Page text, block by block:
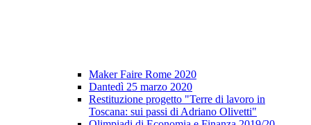
Maker Faire Rome 2020
Dantedì 25 marzo 2020
Restituzione progetto "Terre di lavoro in
Toscana: sui passi di Adriano Olivetti"